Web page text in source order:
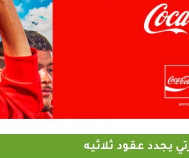
يجدد عقود ثلاثيه